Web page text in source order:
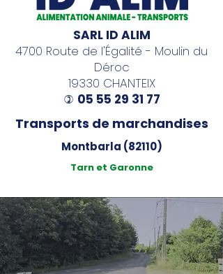
SARL ID ALIM
4700 Route de l'Égalité - Moulin du
Déroc
19330 CHANTEIX
) 05 55 29 31 77
Transports de marchandises
Montbarla (82110)
Tarn et Garonne